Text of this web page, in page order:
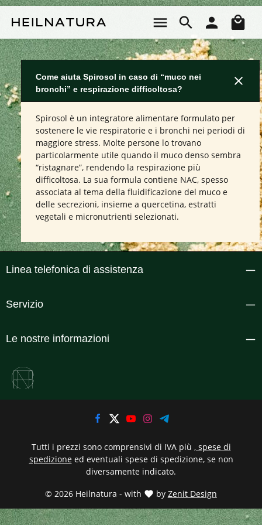
Il
Come aiuta Spirosol in caso di “muco nei
bronchi” e respirazione difficoltosa?
Spirosol è un integratore alimentare formulato per
sostenere le vie respiratorie e i bronchi nei periodi di
maggiore stress. Molte persone lo trovano
particolarmente utile quando il muco denso sembra
“ristagnare”, rendendo la respirazione più
difficoltosa. La sua formula contiene NAC, spesso
associata al tema della fluidificazione del muco e
delle secrezioni, insieme a quercetina, estratti
vegetali e micronutrienti selezionati.
Linea telefonica di assistenza
Servizio
Le nostre informazioni
© 2026 Heilnatura - with by Zenit Design
Tutti i prezzi sono comprensivi di IVA più , spese di
spedizioneed eventuali spese di spedizione, se non
diversamente indicato.